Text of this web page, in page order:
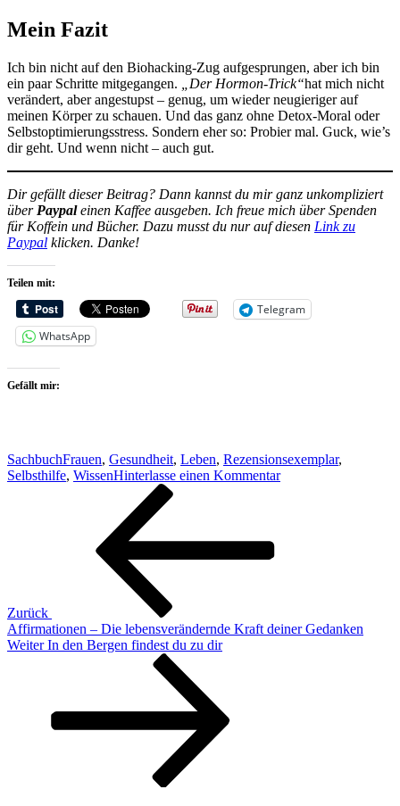
Mein Fazit
Ich bin nicht auf den Biohacking-Zug aufgesprungen, aber ich bin
ein paar Schritte mitgegangen.
„Der Hormon-Trick“hat mich nicht
verändert, aber angestupst – genug, um wieder neugieriger auf
meinen Körper zu schauen. Und das ganz ohne Detox-Moral oder
Selbstoptimierungsstress. Sondern eher so: Probier mal. Guck, wie’s
dir geht. Und wenn nicht – auch gut.
Dir gefällt dieser Beitrag? Dann kannst du mir ganz unkompliziert
über Paypaleinen Kaffee ausgeben. Ich freue mich über Spenden
für Koffein und Bücher. Dazu musst du nur auf diesen Link zu
Paypal klicken. Danke!
Teilen mit:
Telegram
WhatsApp
Gefällt mir:
SachbuchFrauen, Gesundheit, Leben, Rezensionsexemplar,
Selbsthilfe, WissenHinterlasse einen Kommentarzu
Beitragsnavigation
Zurück
Affirmationen – Die lebensverändernde Kraft deiner Gedanken
Nächster
Weiter In den Bergen findest du zu dir